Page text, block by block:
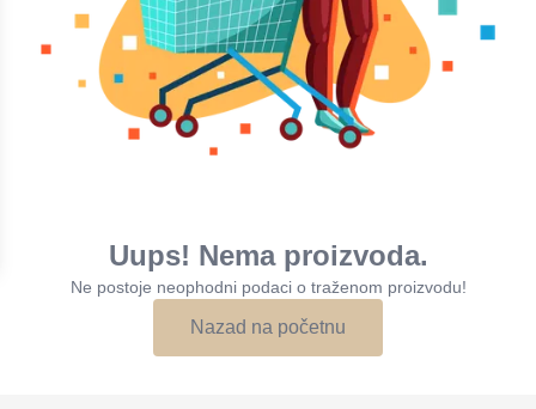
Uups! Nema proizvoda.
Ne postoje neophodni podaci o traženom proizvodu!
Nazad na početnu